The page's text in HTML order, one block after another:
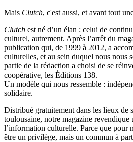
Mais Clutch, c'est aussi, et avant tout
Clutch est né d’un élan : celui de
culturel, autrement. Après l’arrêt du
publication qui, de 1999 à 2012, a
culturelles, et au sein duquel nous nous
partie de la rédaction a choisi de se
coopérative, les Éditions 138.
Un modèle qui nous ressemble :
solidaire.
Distribué gratuitement dans les lieux de
toulousaine, notre magazine revendique
l’information culturelle. Parce que pour
être un privilège, mais un commun à